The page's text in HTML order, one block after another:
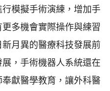
模擬手術演練，增加手
多機會實際操作與練習
月異的醫療科技發展前
，手術機器人系統還在
獻醫學教育，讓外科醫